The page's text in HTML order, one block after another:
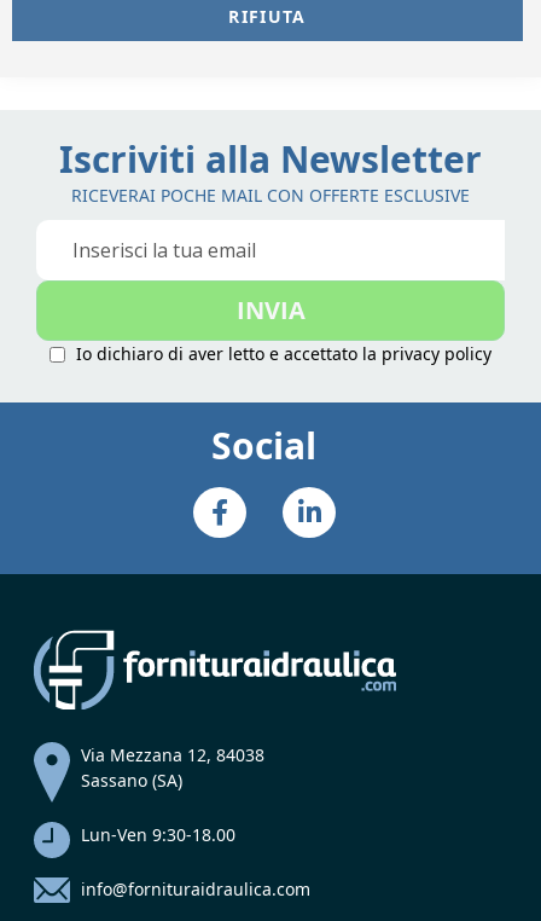
RIFIUTA
Iscriviti alla Newsletter
RICEVERAI POCHE MAIL CON OFFERTE ESCLUSIVE
Iscriviti
nostra
INVIA
Io dichiaro di aver letto e accettato la privacy policy
Social
Via Mezzana 12, 84038
Sassano (SA)
Lun-Ven 9:30-18.00
info@fornituraidraulica.com